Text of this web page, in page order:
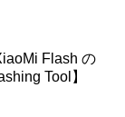
Flash の
Tool】